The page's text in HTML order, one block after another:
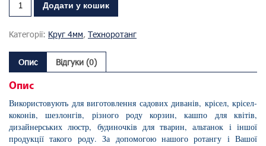
Додати у кошик
Категорії: Круг 4мм, Техноротанг
Опис Відгуки (0)
Опис
Використовують для виготовлення садових диванів, крісел, крісел-
коконів, шезлонгів, різного роду корзин, кашпо для квітів,
дизайнерських люстр, будиночків для тварин, альтанок і іншої
продукції такого роду. За допомогою нашого ротангу і Вашої